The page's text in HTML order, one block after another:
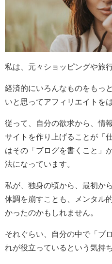
私は、元々ショッピングや旅
経済的にいろんなものをもっ
いと思ってアフィリエイトを
従って、自分の欲求から、情
サイトを作り上げることが「
はその「ブログを書くこと」
法になっています。
私が、独身の頃から、最初か
体調を崩すことも、メンタル
かったのかもしれません。
それぐらい、自分の中で「ブ
れが役立っているという気持